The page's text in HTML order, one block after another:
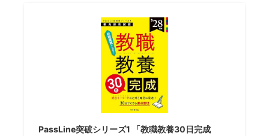
PassLine突破シリーズ1 「教職教養30日完成